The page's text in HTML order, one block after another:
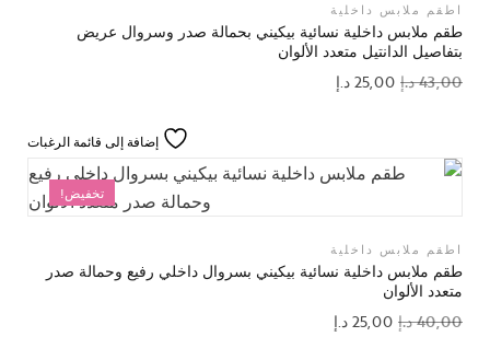
اطقم ملابس داخلية
طقم ملابس داخلية نسائية بيكيني بحمالة صدر وسروال عريض
بتفاصيل الدانتيل متعدد الألوان
43,00د.إ 25,00د.إ
إضافة إلى قائمة الرغبات
تخفيض!
اطقم ملابس داخلية
طقم ملابس داخلية نسائية بيكيني بسروال داخلي رفيع وحمالة صدر
متعدد الألوان
40,00د.إ 25,00د.إ